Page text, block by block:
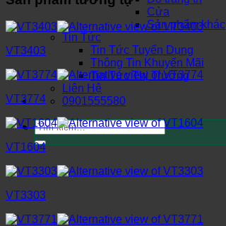
Cửa
Sản phẩm khác
Tin Tức
Tin Tức Tuyển Dụng
Thông Tin Khuyến Mãi
Tin Tức Thị Trường
Liên Hệ
0901555580
Tìm
kiếm:
VT3403
VT3774
VT1604
VT3303